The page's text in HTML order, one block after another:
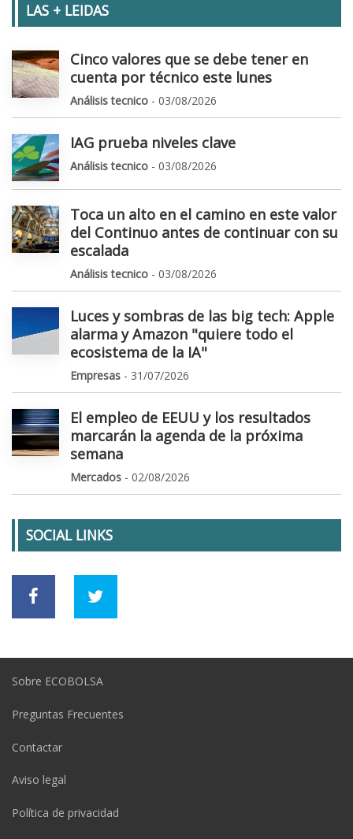
LAS + LEIDAS
Cinco valores que se debe tener en
cuenta por técnico este lunes
Análisis tecnico - 03/08/2026
IAG prueba niveles clave
Análisis tecnico - 03/08/2026
Toca un alto en el camino en este valor
del Continuo antes de continuar con su
escalada
Análisis tecnico - 03/08/2026
Luces y sombras de las big tech: Apple
alarma y Amazon "quiere todo el
ecosistema de la IA"
Empresas - 31/07/2026
El empleo de EEUU y los resultados
marcarán la agenda de la próxima
semana
Mercados - 02/08/2026
SOCIAL LINKS
Sobre ECOBOLSA
Preguntas Frecuentes
Contactar
Aviso legal
Política de privacidad